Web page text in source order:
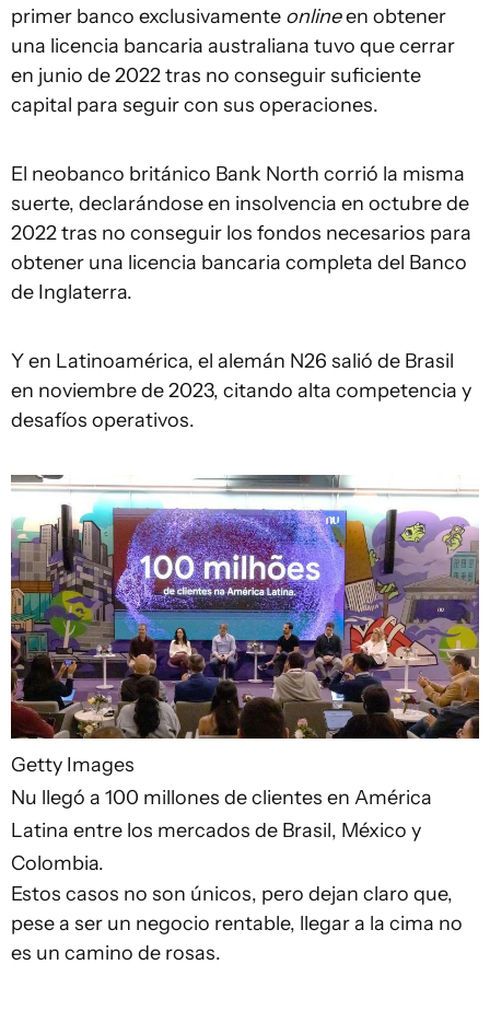
primer banco exclusivamente onlineen obtener
una licencia bancaria australiana tuvo que cerrar
en junio de 2022 tras no conseguir suficiente
capital para seguir con sus operaciones.
El neobanco británico Bank North corrió la misma
suerte, declarándose en insolvencia en octubre de
2022 tras no conseguir los fondos necesarios para
obtener una licencia bancaria completa del Banco
de Inglaterra.
Y en Latinoamérica, el alemán N26 salió de Brasil
en noviembre de 2023, citando alta competencia y
desafíos operativos.
Getty Images
Nu llegó a 100 millones de clientes en América
Latina entre los mercados de Brasil, México y
Colombia.
Estos casos no son únicos, pero dejan claro que,
pese a ser un negocio rentable, llegar a la cima no
es un camino de rosas.